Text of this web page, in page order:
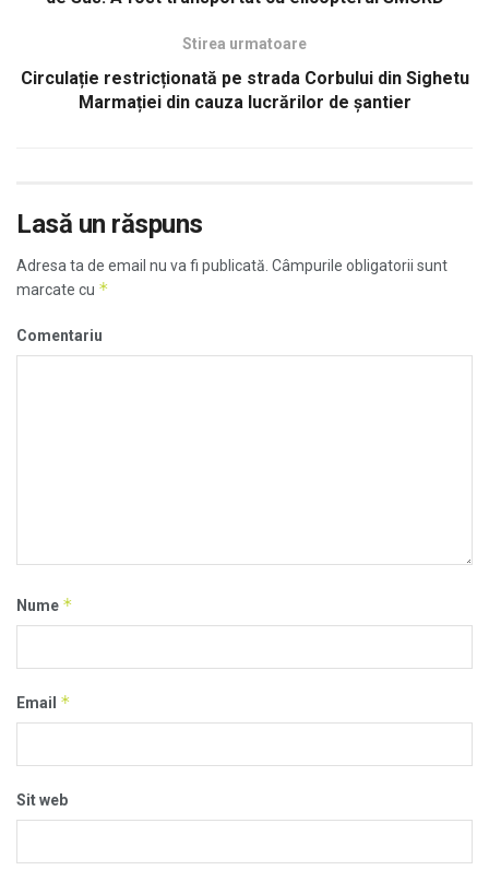
Stirea urmatoare
Circulație restricționată pe strada Corbului din Sighetu
Marmației din cauza lucrărilor de șantier
Lasă un răspuns
Adresa ta de email nu va fi publicată. Câmpurile obligatorii sunt
marcate cu *
Comentariu
Nume *
Email *
Sit web